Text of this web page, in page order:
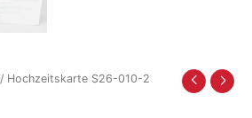
/ Hochzeitskarte S26-010-2